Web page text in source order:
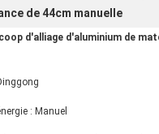
de 44cm manuelle
d'alliage d'aluminium de
: Manuel